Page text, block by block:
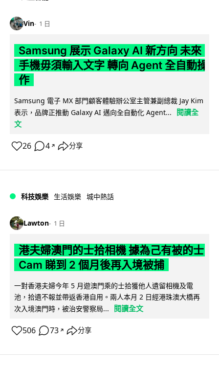
Vin 1 日
Samsung 展示 Galaxy AI 新方向 未來
手機毋須輸入文字 轉向 Agent 全自動操
作
Samsung 電子 MX 部門顧客體驗辦公室主管兼副總裁 Jay Kim
表示，品牌正推動 Galaxy AI 邁向全自動化 Agent...
閱讀全
文
26 4 ↗ 分享
科技娛樂 生活娛樂 城中熱話
Lawton 1 日
港夫婦澳門的士拾相機 據為己有被的士
Cam 睇到 2 個月後再入境被捕
一對香港夫婦今年 5 月遊澳門乘的士拾獲他人遺留相機及電
池，拾遺不報並帶返香港自用。兩人本月 2 日經港珠澳大橋再
次入境澳門時，被治安警察局...
閱讀全文
506 73 ↗ 分享